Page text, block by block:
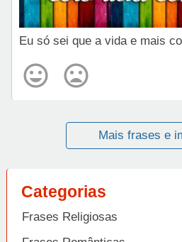
Eu só sei que a vida e mais
Mais frases e
Categorias
Frases Religiosas